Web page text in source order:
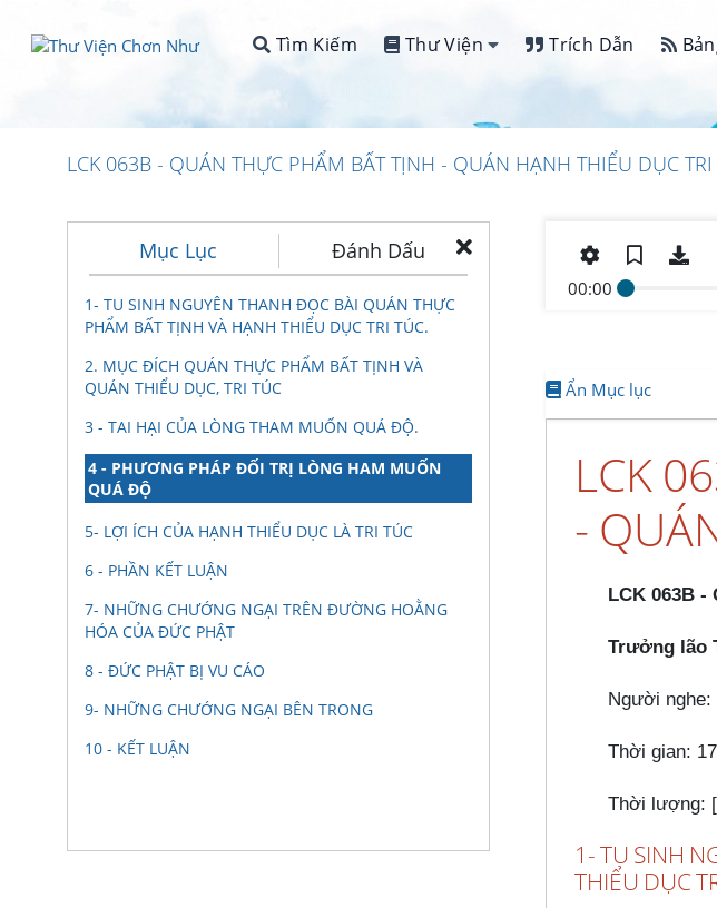
Tìm Kiếm Thư Viện Trích Dẫn
LCK 063B - QUÁN THỰC PHẨM BẤT TỊNH - QUÁN HẠNH THIỂU DỤC TRI
Mục Lục Đánh Dấu
1- TU SINH NGUYÊN THANH ĐỌC BÀI QUÁN THỰC
PHẨM BẤT TỊNH VÀ HẠNH THIỂU DỤC TRI TÚC.
2. MỤC ĐÍCH QUÁN THỰC PHẨM BẤT TỊNH VÀ
QUÁN THIỂU DỤC, TRI TÚC
3 - TAI HẠI CỦA LÒNG THAM MUỐN QUÁ ĐỘ.
4 - PHƯƠNG PHÁP ĐỐI TRỊ LÒNG HAM MUỐN
QUÁ ĐỘ
5- LỢI ÍCH CỦA HẠNH THIỂU DỤC LÀ TRI TÚC
6 - PHẦN KẾT LUẬN
7- NHỮNG CHƯỚNG NGẠI TRÊN ĐƯỜNG HOẰNG
HÓA CỦA ĐỨC PHẬT
8 - ĐỨC PHẬT BỊ VU CÁO
9- NHỮNG CHƯỚNG NGẠI BÊN TRONG
10 - KẾT LUẬN
00:00
Ẩn Mục lục
LCK
-
LCK 063B -
Trưởng lão
Người nghe:
Thời gian:
Thời lượng:
1- TU SINH
THIỂU DỤC